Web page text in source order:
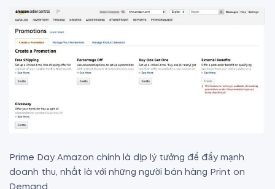
Prime Day Amazon chính là dịp lý tưởng để đẩy mạnh
doanh thu, nhất là với những người bán hàng Print on
Demand.